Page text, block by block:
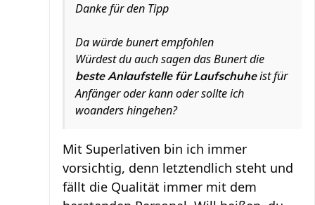
Danke für den Tipp
Da würde bunert empfohlen
Würdest du auch sagen das Bunert die
beste Anlaufstelle für Laufschuheist für
Anfänger oder kann oder sollte ich
woanders hingehen?
Mit Superlativen bin ich immer
vorsichtig, denn letztendlich steht und
fällt die Qualität immer mit dem